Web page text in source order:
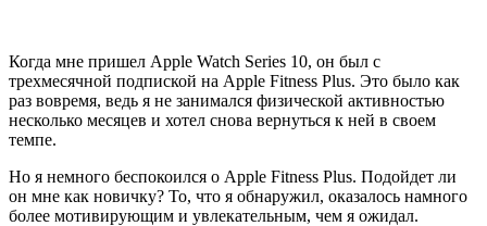
Когда мне пришел Apple Watch Series 10, он был с
трехмесячной подпиской на Apple Fitness Plus. Это было как
раз вовремя, ведь я не занимался физической активностью
несколько месяцев и хотел снова вернуться к ней в своем
темпе.
Но я немного беспокоился о Apple Fitness Plus. Подойдет ли
он мне как новичку? То, что я обнаружил, оказалось намного
более мотивирующим и увлекательным, чем я ожидал.